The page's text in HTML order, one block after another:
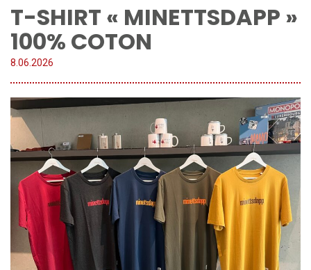
T-SHIRT « MINETTSDAPP »
100% COTON
8. 06 2026